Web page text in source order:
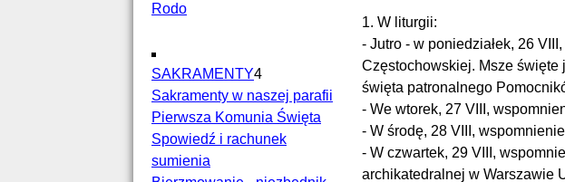
Rodo
SAKRAMENTY4
Sakramenty w naszej parafii
Pierwsza Komunia Święta
Spowiedź i rachunek
sumienia
1. W liturgii:
- Jutro - w poniedziałek, 26
Częstochowskiej. Msze święte
święta patronalnego
- We wtorek, 27 VIII,
- W środę, 28 VIII,
- W czwartek, 29 VIII,
archikatedralnej w Warszawie